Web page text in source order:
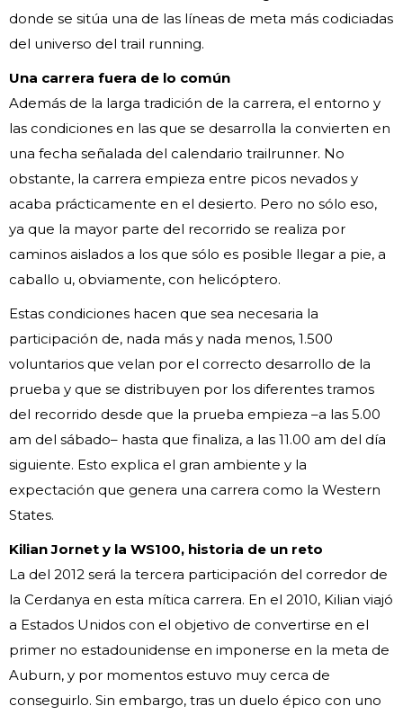
donde se sitúa una de las líneas de meta más codiciadas
del universo del trail running.
Una carrera fuera de lo común
Además de la larga tradición de la carrera, el entorno y
las condiciones en las que se desarrolla la convierten en
una fecha señalada del calendario trailrunner. No
obstante, la carrera empieza entre picos nevados y
acaba prácticamente en el desierto. Pero no sólo eso,
ya que la mayor parte del recorrido se realiza por
caminos aislados a los que sólo es posible llegar a pie, a
caballo u, obviamente, con helicóptero.
Estas condiciones hacen que sea necesaria la
participación de, nada más y nada menos, 1.500
voluntarios que velan por el correcto desarrollo de la
prueba y que se distribuyen por los diferentes tramos
del recorrido desde que la prueba empieza –a las 5.00
am del sábado– hasta que finaliza, a las 11.00 am del día
siguiente. Esto explica el gran ambiente y la
expectación que genera una carrera como la Western
States.
Kilian Jornet y la WS100, historia de un reto
La del 2012 será la tercera participación del corredor de
la Cerdanya en esta mítica carrera. En el 2010, Kilian viajó
a Estados Unidos con el objetivo de convertirse en el
primer no estadounidense en imponerse en la meta de
Auburn, y por momentos estuvo muy cerca de
conseguirlo. Sin embargo, tras un duelo épico con uno